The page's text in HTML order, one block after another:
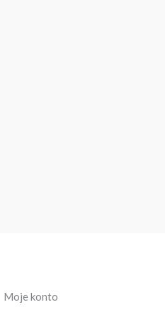
Moje konto